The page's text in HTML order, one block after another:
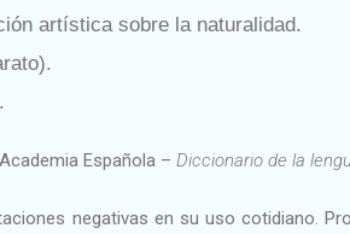
artística sobre la naturalidad.
Española – Diccionario de la
negativas en su uso cotidiano.